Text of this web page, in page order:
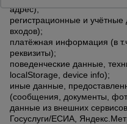
адрес);
регистрационные и
входов);
платёжная информация (в
реквизиты);
поведенческие данные,
localStorage, device info);
иные данные,
(сообщения, документы,
данные из внешних
Госуслуги/ЕСИА,